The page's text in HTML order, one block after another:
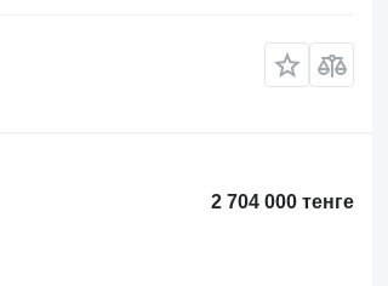
2 704 000 тенге